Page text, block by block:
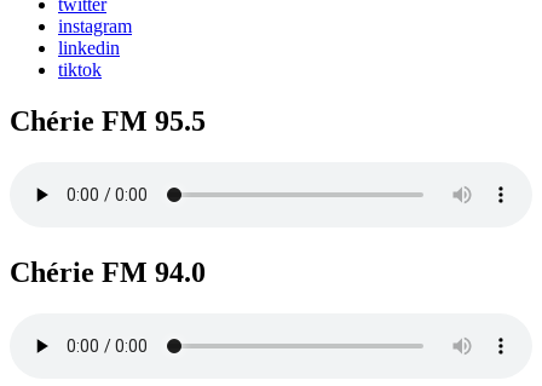
twitter
instagram
linkedin
tiktok
Chérie FM 95.5
Chérie FM 94.0